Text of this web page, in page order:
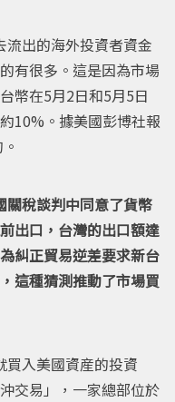
出的海外投資者資金
有很多。這是因為市場
幣在5月2日和5月5日
10%。據美國彭博社報
關稅談判中同意了貨幣
出口，台灣的出口額達
糾正貿易逆差要求新台
這種猜測推動了市場買
入美國資産的投資
交易」，一家總部位於